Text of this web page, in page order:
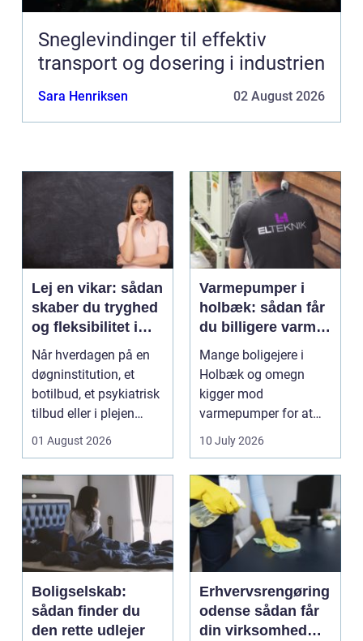
Sneglevindinger til effektiv
transport og dosering i industrien
Sara Henriksen 02 August 2026
Lej en vikar: sådan
skaber du tryghed
og fleksibilitet i
hverdagen
Når hverdagen på en
døgninstitution, et
botilbud, et psykiatrisk
tilbud eller i plejen
pludselig ænd...
01 August 2026
Varmepumper i
holbæk: sådan får
du billigere varme
og bedre
indeklima
Mange boligejere i
Holbæk og omegn
kigger mod
varmepumper for at
sænke
varmeregningen og få
et sunde...
10 July 2026
Boligselskab:
sådan finder du
den rette udlejer
Erhvervsrengøring
odense sådan får
din virksomhed